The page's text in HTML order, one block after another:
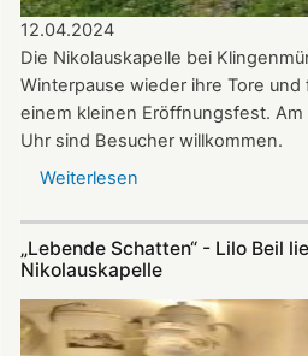
12.04.2024
Die Nikolauskapelle bei
Winterpause wieder ihre Tore
einem kleinen Eröffnungsfest. Am
Uhr sind Besucher willkommen.
Weiterlesen
Nikolauskapelle:
Kirchenchor
und
„Lebende Schatten“ - Lilo Beil
Nikolauskapelle